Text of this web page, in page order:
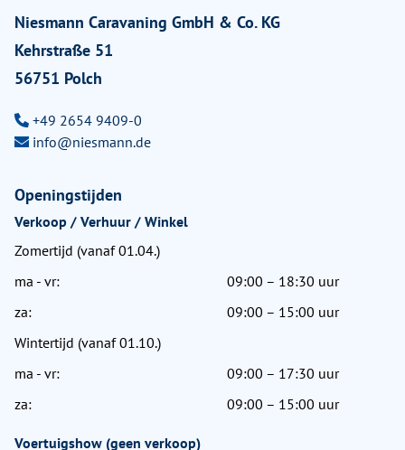
Niesmann Caravaning GmbH & Co. KG
Kehrstraße 51
56751 Polch
+49 2654 9409-0
info@niesmann.de
Openingstijden
Verkoop / Verhuur / Winkel
Zomertijd (vanaf 01.04.)
ma - vr:
09:00 – 18:30 uur
za:
09:00 – 15:00 uur
Wintertijd (vanaf 01.10.)
ma - vr:
09:00 – 17:30 uur
za:
09:00 – 15:00 uur
Voertuigshow (geen verkoop)